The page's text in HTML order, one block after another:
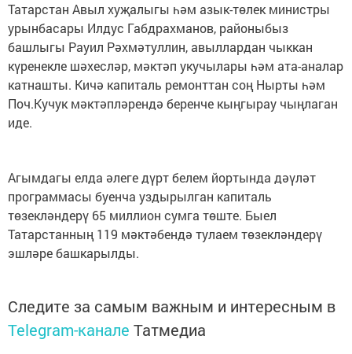
Татарстан Авыл хуҗалыгы һәм азык-төлек министры
урынбасары Илдус Габдрахманов, районыбыз
башлыгы Рауил Рәхмәтуллин, авыллардан чыккан
күренекле шәхесләр, мәктәп укучылары һәм ата-аналар
катнашты. Кичә капиталь ремонттан соң Нырты һәм
Поч.Кучук мәктәпләрендә беренче кыңгырау чыңлаган
иде.
Агымдагы елда әлеге дүрт белем йортында дәүләт
программасы буенча уздырылган капиталь
төзекләндерү 65 миллион сумга төште. Быел
Татарстанның 119 мәктәбендә тулаем төзекләндерү
эшләре башкарылды.
Следите за самым важным и интересным в
Telegram-канале Татмедиа